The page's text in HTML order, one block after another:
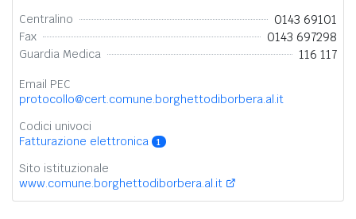
Centralino 0143 69101
Fax 0143 697298
Guardia Medica 116 117
Email PEC
protocollo@cert.comune.borghettodiborbera.al.it
Codici univoci
Fatturazione elettronica
1
Sito istituzionale
www.comune.borghettodiborbera.al.it